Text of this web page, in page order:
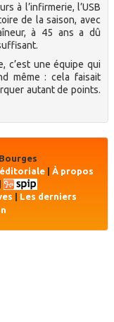
à l’infirmerie, l’USB
de la saison, avec
à 45 ans a dû
c’est une équipe qui
même : cela faisait
autant de points.
| À propos
Les derniers